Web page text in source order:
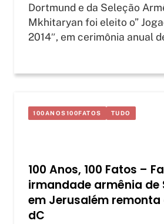
Dortmund e da Seleção
Mkhitaryan foi eleito o”
2014″, em cerimônia anual
100ANOS100FATOS TUDO
100 Anos, 100 Fatos –
irmandade armênia de
em Jerusalém remonta
dC